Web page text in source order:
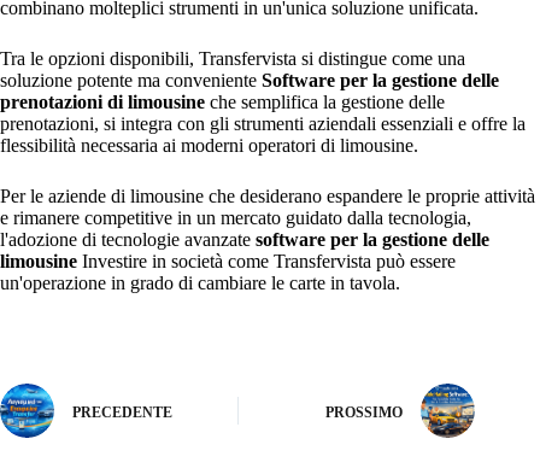
combinano molteplici strumenti in un'unica soluzione unificata.
Tra le opzioni disponibili, Transfervista si distingue come una
soluzione potente ma conveniente Software per la gestione delle
prenotazioni di limousine che semplifica la gestione delle
prenotazioni, si integra con gli strumenti aziendali essenziali e offre la
flessibilità necessaria ai moderni operatori di limousine.
Per le aziende di limousine che desiderano espandere le proprie attività
e rimanere competitive in un mercato guidato dalla tecnologia,
l'adozione di tecnologie avanzate software per la gestione delle
limousine Investire in società come Transfervista può essere
un'operazione in grado di cambiare le carte in tavola.
PRECEDENTE PROSSIMO